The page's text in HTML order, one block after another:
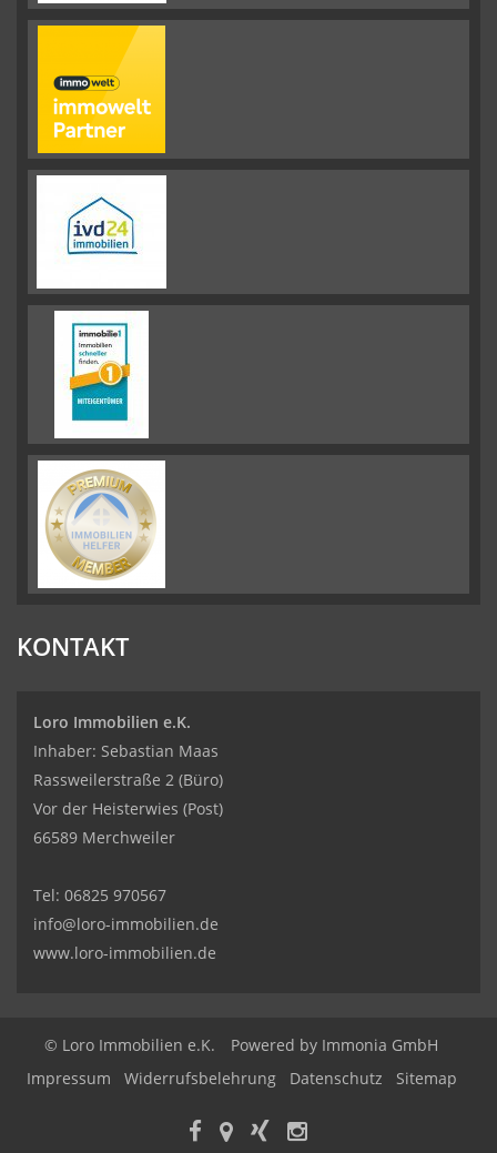
KONTAKT
Loro Immobilien e.K.
Inhaber: Sebastian Maas
Rassweilerstraße 2 (Büro)
Vor der Heisterwies (Post)
66589 Merchweiler
Tel: 06825 970567
info@loro-immobilien.de
www.loro-immobilien.de
© Loro Immobilien e.K.
Powered by Immonia GmbH
Impressum
Widerrufsbelehrung Datenschutz Sitemap